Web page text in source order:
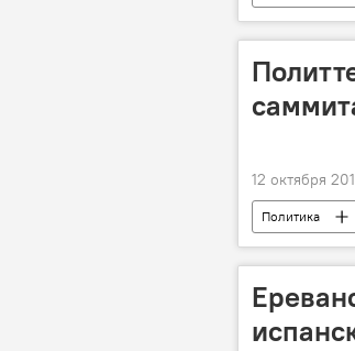
12 октября
Политика